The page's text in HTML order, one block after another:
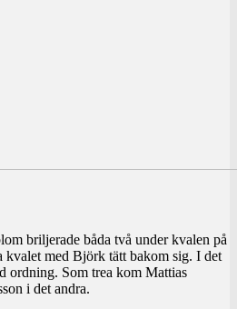
briljerade båda två under kvalen på
med Björk tätt bakom sig. I det
ordning. Som trea kom Mattias
i det andra.